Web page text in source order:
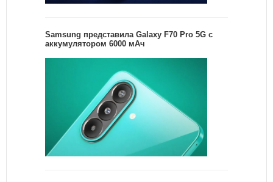
Samsung представила Galaxy F70 Pro 5G с
аккумулятором 6000 мАч